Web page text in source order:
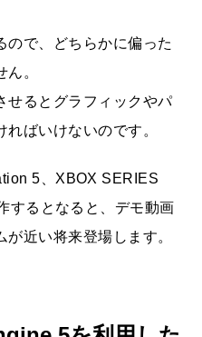
ので、どちらかに偏った
。
せるとグラフィックやパ
ばいけないのです。
5、XBOX SERIES
するとなると、デモ動画
近い将来登場します。